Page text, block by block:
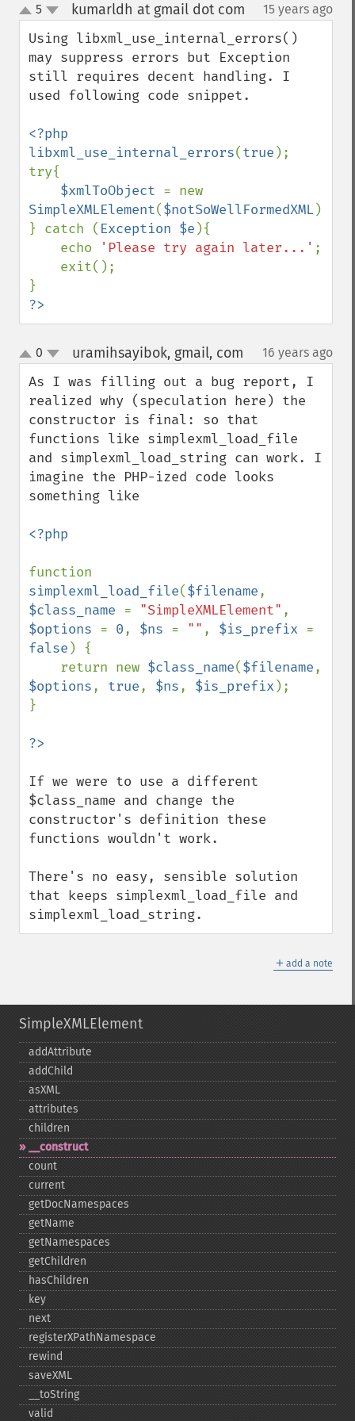
up
down
5 kumarldh at gmail dot com 15 years ago
Using libxml_use_internal_errors()
may suppress errors but Exception
still requires decent handling. I
used following code snippet.
<?php
libxml_use_internal_errors(true );
try{
$xmlToObject
SimpleXMLElement($notSoWellFormedXML);
} catch ( Exception $e ){
    echo
'Please try again later...' ;
?>
up
down
0 uramihsayibok, gmail, com 16 years ago
As I was filling out a bug report, I
realized why (speculation here) the
constructor is final: so that
functions like simplexml_load_file
and simplexml_load_string can work. I
imagine the PHP-ized code looks
something like
<?php
simplexml_load_file($filename
$class_name = "SimpleXMLElement"
$options = 0, $ns = "" , $is_prefix
false ) {
    return new
$class_name($filename
$options, true, $ns, $is_prefix );
}
If we were to use a different
$class_name and change the
constructor's definition these
functions wouldn't work.
There's no easy, sensible solution
that keeps simplexml_load_file and
simplexml_load_string.
＋ add a note
SimpleXMLElement
addAttribute
addChild
asXML
attributes
children
_​_​construct
count
current
getDocNamespaces
getName
getNamespaces
getChildren
hasChildren
key
next
registerXPathNamespace
rewind
saveXML
_​_​toString
valid